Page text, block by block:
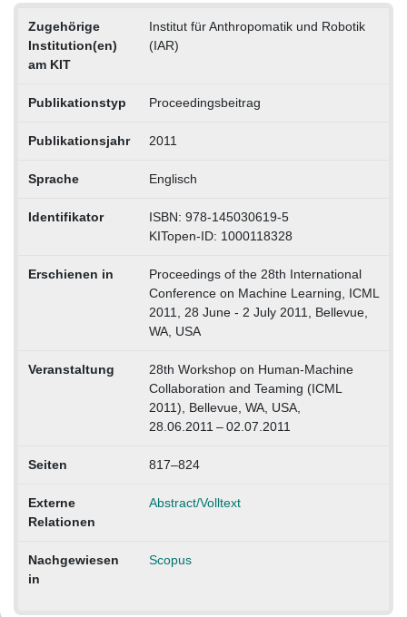
Zugehörige
Institution(en)
am KIT
Institut für Anthropomatik und Robotik
(IAR)
Publikationstyp Proceedingsbeitrag
Publikationsjahr 2011
Sprache Englisch
Identifikator
ISBN: 978-145030619-5
KITopen-ID: 1000118328
Erschienen in
Proceedings of the 28th International
Conference on Machine Learning, ICML
2011, 28 June - 2 July 2011, Bellevue,
WA, USA
Veranstaltung
28th Workshop on Human-Machine
Collaboration and Teaming (ICML
2011), Bellevue, WA, USA,
28.06.2011 – 02.07.2011
Seiten 817–824
Externe
Relationen
Abstract/Volltext
Nachgewiesen
in
Scopus